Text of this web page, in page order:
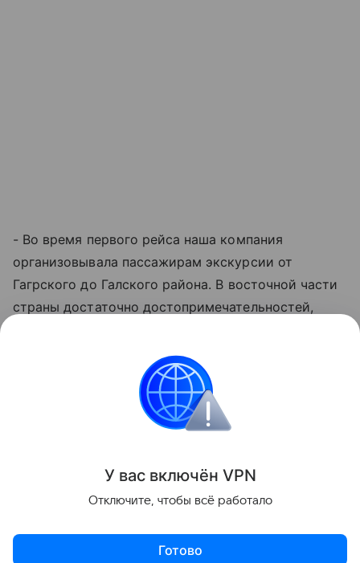
- Во время первого рейса наша компания
организовывала пассажирам экскурсии от
Гагрского до Галского района. В восточной части
страны достаточно достопримечательностей,
источников. В октябре продолжается
и можно купаться в море. Думаю, еще один
рейс можно было бы запустить зимой в
мандариновый сезон, - отметила она.
Поделиться
У вас включён VPN
Отключите, чтобы всё работало
Готово